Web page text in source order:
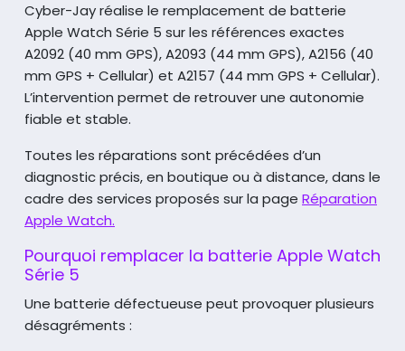
Cyber-Jay réalise le remplacement de batterie
Apple Watch Série 5 sur les références exactes
A2092 (40 mm GPS), A2093 (44 mm GPS),A2156 (40
mm GPS + Cellular) et A2157 (44 mm GPS + Cellular).
L’intervention permet de retrouver une autonomie
fiable et stable.
Toutes les réparations sont précédées d’un
diagnostic précis,en boutique ou à distance, dans le
cadre des services proposés sur la page Réparation
Apple Watch.
Pourquoi remplacer la batterie Apple Watch
Série 5
Une batterie défectueuse peut provoquer plusieurs
désagréments :